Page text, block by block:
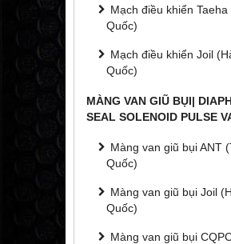
Mạch điều khiển Taeha
Quốc)
Mạch điều khiển Joil
Quốc)
MÀNG VAN GIŨ BỤI|
SEAL SOLENOID PULSE
Màng van giũ bụi ANT
Quốc)
Màng van giũ bụi Joil
Quốc)
Màng van giũ bụi